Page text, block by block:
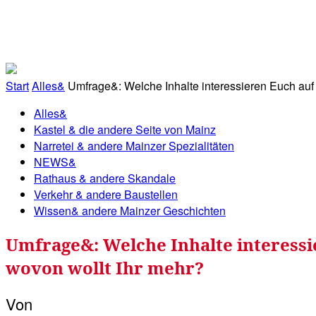
StartAlles& Umfrage&: Welche Inhalte interessieren Euch
Alles&
Kastel & die andere Seite von Mainz
Narretei & andere Mainzer Spezialitäten
NEWS&
Rathaus & andere Skandale
Verkehr & andere Baustellen
Wissen& andere Mainzer Geschichten
Umfrage&: Welche Inhalte
wovon wollt Ihr mehr?
Von